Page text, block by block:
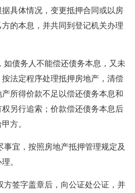
具体情况，变更抵押合同或以房
的本息，并共同到登记机关办理
如债务人不能偿还债务本息，又未
法定程序处理抵押房地产，清偿
所得价款不足以偿还债务本息和
另行追索；价款偿还债务本息后
方。
事宜，按照房地产抵押管理规定及
。
方签字盖章后，向公证处公证，并